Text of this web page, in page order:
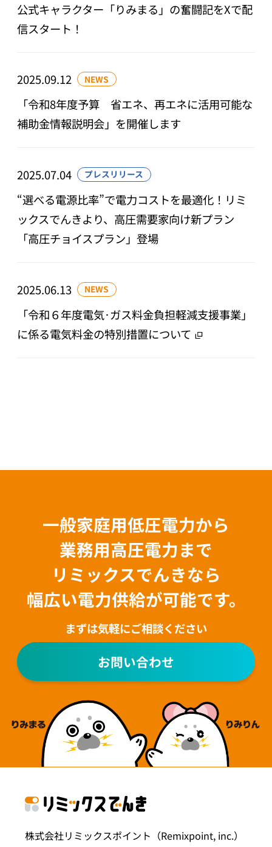
公式キャラクター「りみまる」の奮闘記をXで配
信スタート！
2025.09.12 NEWS
「令和8年度予算 省エネ、再エネに活用可能な
補助金情報説明会」を開催します
2025.07.04 プレスリリース
“選べる電源比率”で電力コストを最適化！リミ
ックスでんきより、高圧需要家向け新プラン
「高圧チョイスプラン」登場
2025.06.13 NEWS
「令和６年度電気･ガス料金負担軽減支援事業」
に係る電気料金の特別措置について
一般家庭用低圧電力から
業務用高圧電力まで
リミックスでんきなら
幅広い電力供給が可能です。
まずは気軽にご相談ください
お問い合わせ
株式会社リミックスポイント（Remixpoint, inc.）